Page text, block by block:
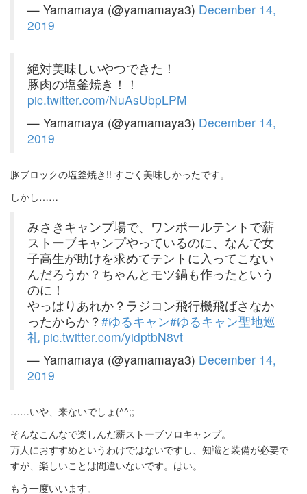
— Yamamaya (@yamamaya3) December 14,
2019
絶対美味しいやつできた！
豚肉の塩釜焼き！！
pic.twitter.com/NuAsUbpLPM
— Yamamaya (@yamamaya3) December 14,
2019
豚ブロックの塩釜焼き!! すごく美味しかったです。
しかし……
みさきキャンプ場で、ワンポールテントで薪
ストーブキャンプやっているのに、なんで女
子高生が助けを求めてテントに入ってこない
んだろうか？ちゃんとモツ鍋も作ったという
のに！
やっぱりあれか？ラジコン飛行機飛ばさなか
ったからか？ #ゆるキャン#ゆるキャン聖地巡
礼 pic.twitter.com/yidptbN8vt
— Yamamaya (@yamamaya3) December 14,
2019
……いや、来ないでしょ(^^;;
そんなこんなで楽しんだ薪ストーブソロキャンプ。
万人におすすめというわけではないですし、知識と装備が必要で
すが、楽しいことは間違いないです。はい。
もう一度いいます。